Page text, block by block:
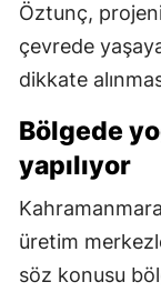
Öztunç,
çevrede
dikkate
Bölgede
yapılıyor
üretim
söz konusu